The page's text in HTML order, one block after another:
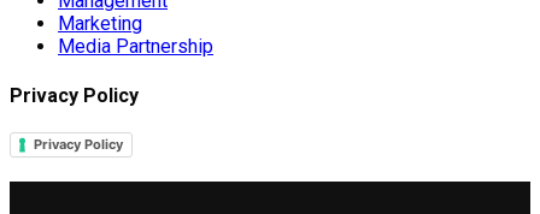
Marketing
Media Partnership
Privacy Policy
Privacy Policy